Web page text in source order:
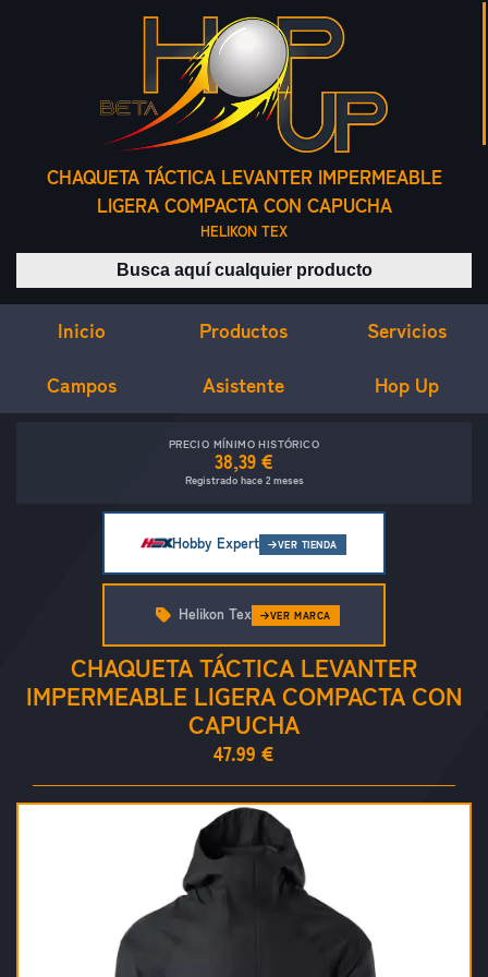
CHAQUETA TÁCTICA LEVANTER IMPERMEABLE
LIGERA COMPACTA CON CAPUCHA
HELIKON TEX
Buscar productos
Inicio Productos Servicios
Campos Asistente Hop Up
PRECIO MÍNIMO HISTÓRICO
38,39 €
Registrado hace 2 meses
Hobby Expert VER TIENDA
CHAQUETA TÁCTICA LEVANTER
IMPERMEABLE LIGERA COMPACTA CON
CAPUCHA
47.99 €
Helikon Tex VER MARCA